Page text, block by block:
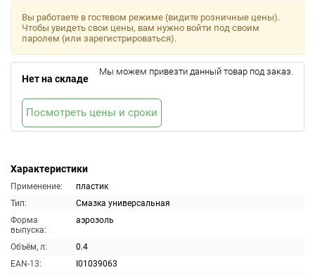
Характеристики
Применение:
пластик
Тип:
Смазка универсальная
Форма
выпуска:
аэрозоль
Объём, л:
0.4
EAN-13:
I01039063
Вы работаете в гостевом режиме (видите розничные цены).
Чтобы увидеть свои цены, вам нужно войти под своим
паролем (или зарегистрироваться).
Нет на складе
Мы можем привезти данный товар под заказ.
Посмотреть цены и сроки